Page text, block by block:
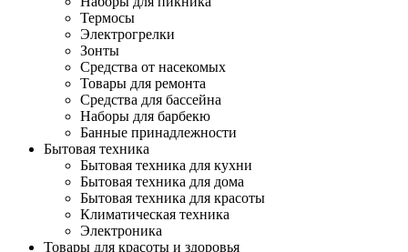
Термосы
Электрогрелки
Зонты
Средства от насекомых
Товары для ремонта
Средства для бассейна
Наборы для барбекю
Банные принадлежности
Бытовая техника
Бытовая техника для кухни
Бытовая техника для дома
Бытовая техника для красоты
Климатическая техника
Электроника
Товары для красоты и здоровья